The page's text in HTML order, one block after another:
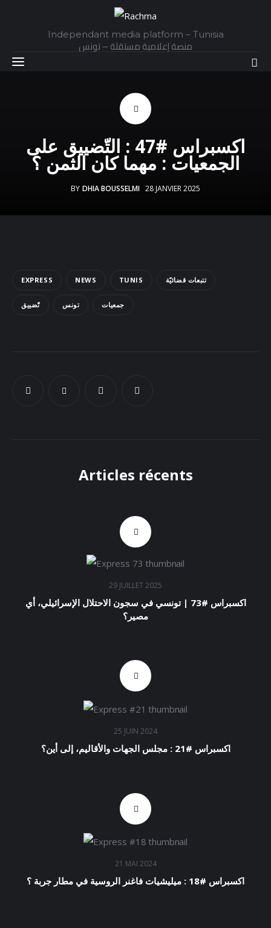
Independant media platform – Tunisia
منصة إعلامية مستقلة – تونس
Explainer
اكسبراس #47 : التّضييق على
الجمعيات : مهما كان الثمن ؟
BY DHIA BOUSSELMI 28 JANVIER 2025
EXPRESS NEWS TUNIS تتبعات قضائيّة
تّضييق تونس جمعيات
Articles récents
29 JUILLET 2025
اكسبراس #73 | تونسي في سجون الاحتلال الإسرائيلي، أي
مصير؟
25 JUIN 2024
اكسبراس #21 : مجلس الجهات والأقاليم، إلى أين؟
21 MAI 2024
اكسبراس #18 : ميليشيات فاغنر الروسية في مطار جربة ؟